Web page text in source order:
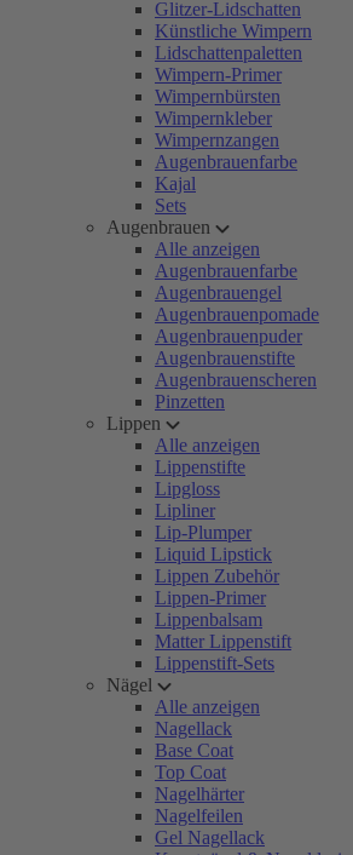
Glitzer-Lidschatten
Künstliche Wimpern
Lidschattenpaletten
Wimpern-Primer
Wimpernbürsten
Wimpernkleber
Wimpernzangen
Augenbrauenfarbe
Kajal
Sets
Augenbrauen
Alle anzeigen
Augenbrauenfarbe
Augenbrauengel
Augenbrauenpomade
Augenbrauenpuder
Augenbrauenstifte
Augenbrauenscheren
Pinzetten
Lippen
Alle anzeigen
Lippenstifte
Lipgloss
Lipliner
Lip-Plumper
Liquid Lipstick
Lippen Zubehör
Lippen-Primer
Lippenbalsam
Matter Lippenstift
Lippenstift-Sets
Nägel
Alle anzeigen
Nagellack
Base Coat
Top Coat
Nagelhärter
Nagelfeilen
Gel Nagellack